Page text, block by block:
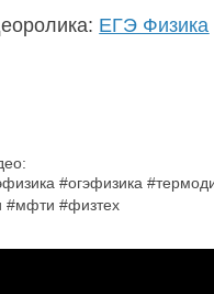
ЕГЭ Физика
#огэфизика
#физтех